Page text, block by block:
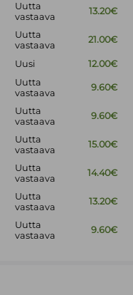
Uutta
vastaava
13.20€
Uutta
vastaava
21.00€
Uusi 12.00€
Uutta
vastaava
9.60€
Uutta
vastaava
9.60€
Uutta
vastaava
15.00€
Uutta
vastaava
14.40€
Uutta
vastaava
13.20€
Uutta
vastaava
9.60€